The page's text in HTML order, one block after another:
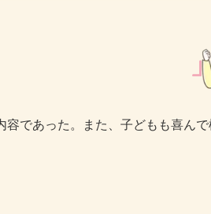
であった。また、子どもも喜ん